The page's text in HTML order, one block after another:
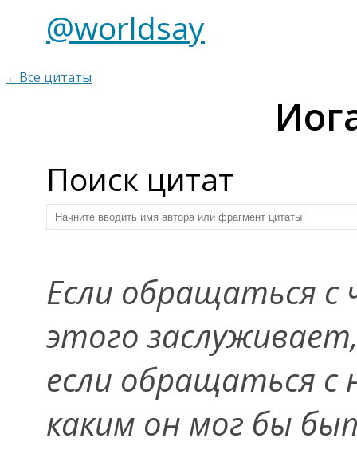
@worldsay
←Все цитаты
Поиск цитат
Если обращаться с
этого
если обращаться с
каким он мог бы